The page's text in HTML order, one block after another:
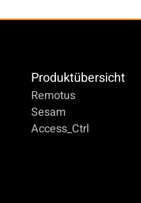
Produktübersicht
Remotus
Sesam
Access_Ctrl